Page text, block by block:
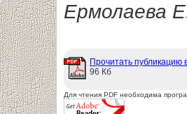
Ермолаева
Прочитать публикацию
96 Кб
Для чтения PDF необходима